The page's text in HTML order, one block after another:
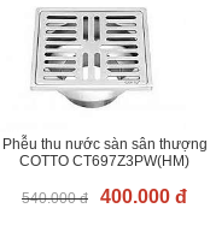
Phễu thu nước sàn sân thượng
COTTO CT697Z3PW(HM)
540.000 đ 400.000 đ